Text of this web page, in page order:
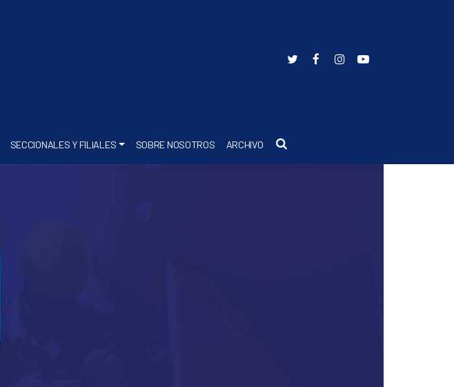
SECCIONALES Y FILIALES SOBRE NOSOTROS ARCHIVO Buscar